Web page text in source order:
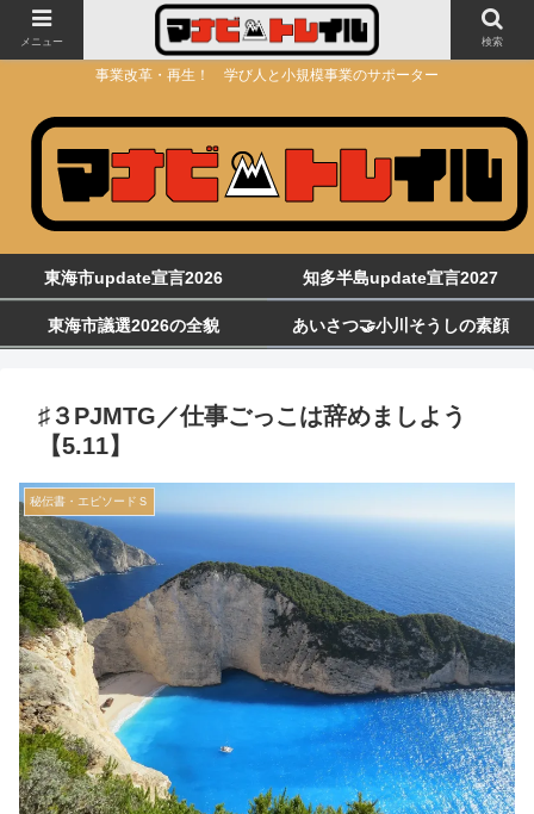
事業改革・再生！ 学び人と小規模事業のサポーター
東海市update宣言2026 知多半島update宣言2027
東海市議選2026の全貌 あいさつ🤝小川そうしの素顔
♯３PJMTG／仕事ごっこは辞めましよう
【5.11】
秘伝書・エピソードＳ
メニュー 検索